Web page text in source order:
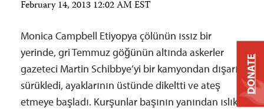
February 14, 2013 12:02 AM EST
Monica Campbell Etiyopya çölünün ıssız bir
yerinde, gri Temmuz göğünün altında askerler
gazeteci Martin Schibbye’yi bir kamyondan dışarı
sürükledi, ayaklarının üstünde dikeltti ve ateş
etmeye başladı. Kurşunlar başının yanından ıslık
DONATE